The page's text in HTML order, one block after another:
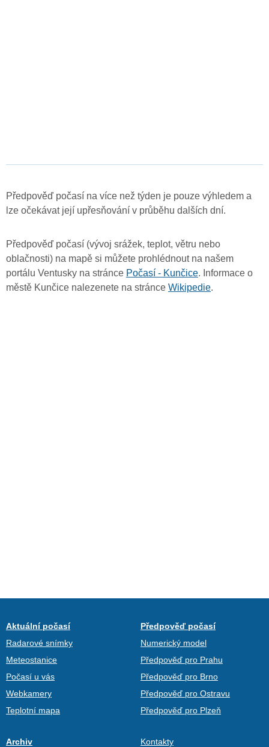
Předpověď počasí na více než týden je pouze výhledem a
lze očekávat její upřesňování v průběhu dalších dní.
Předpověď počasí (vývoj srážek, teplot, větru nebo
oblačnosti) na mapě si můžete prohlédnout na našem
portálu Ventusky na stránce Počasí - Kunčice. Informace o
městě Kunčice nalezenete na stránce Wikipedie.
Aktuální počasí
Radarové snímky
Meteostanice
Počasí u vás
Webkamery
Teplotní mapa
Předpověď počasí
Numerický model
Předpověď pro Prahu
Předpověď pro Brno
Předpověď pro Ostravu
Předpověď pro Plzeň
Archiv Kontakty